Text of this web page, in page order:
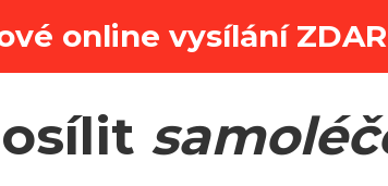
online vysílání